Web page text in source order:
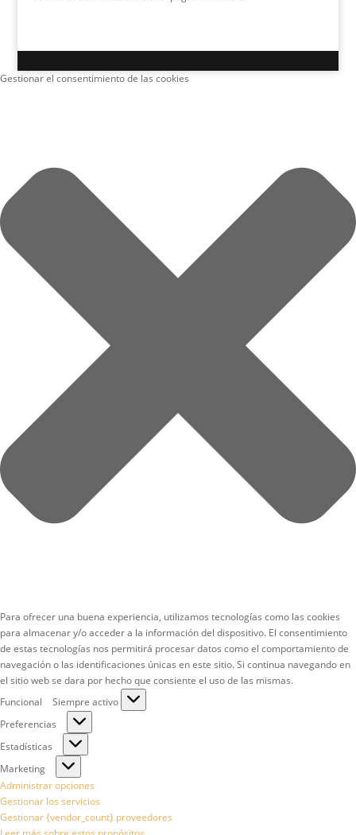
Gestionar el consentimiento de las cookies
Para ofrecer una buena experiencia, utilizamos tecnologías como las cookies
para almacenar y/o acceder a la información del dispositivo. El consentimiento
de estas tecnologías nos permitirá procesar datos como el comportamiento de
navegación o las identificaciones únicas en este sitio. Si continua navegando en
el sitio web se dara por hecho que consiente el uso de las mismas.
Funcional
Funcional
Siempre activo
Preferencias
Preferencias
Estadísticas Estadísticas
Marketing
Marketing
Administrar opciones
Gestionar los servicios
Gestionar {vendor_count} proveedores